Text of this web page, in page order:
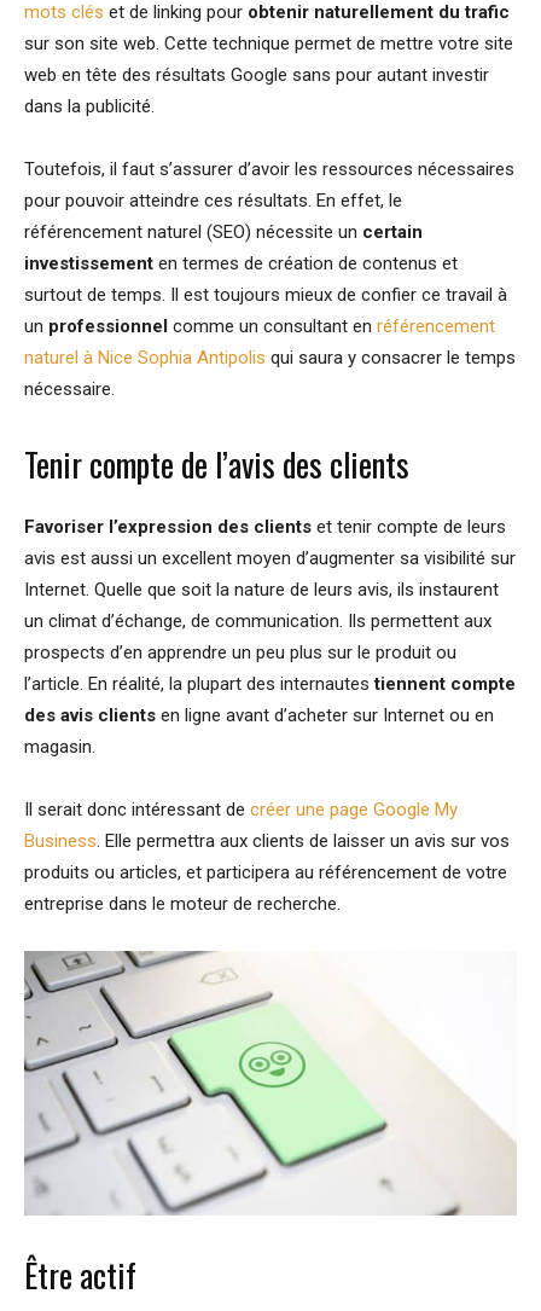
mots clés et de linking pour obtenir naturellement du trafic
sur son site web. Cette technique permet de mettre votre site
web en tête des résultats Google sans pour autant investir
dans la publicité.
Toutefois, il faut s’assurer d’avoir les ressources nécessaires
pour pouvoir atteindre ces résultats. En effet, le
référencement naturel (SEO) nécessite un certain
investissement en termes de création de contenus et
surtout de temps. Il est toujours mieux de confier ce travail à
un professionnel comme un consultant en référencement
naturel à Nice Sophia Antipolis qui saura y consacrer le temps
nécessaire.
Tenir compte de l’avis des clients
Favoriser l’expression des clients et tenir compte de leurs
avis est aussi un excellent moyen d’augmenter sa visibilité sur
Internet. Quelle que soit la nature de leurs avis, ils instaurent
un climat d’échange, de communication. Ils permettent aux
prospects d’en apprendre un peu plus sur le produit ou
l’article. En réalité, la plupart des internautestiennent compte
des avis clients en ligne avant d’acheter sur Internet ou en
magasin.
Il serait donc intéressant de créer une page Google My
Business. Elle permettra aux clients de laisser un avis sur vos
produits ou articles, et participera au référencement de votre
entreprise dans le moteur de recherche.
Être actif